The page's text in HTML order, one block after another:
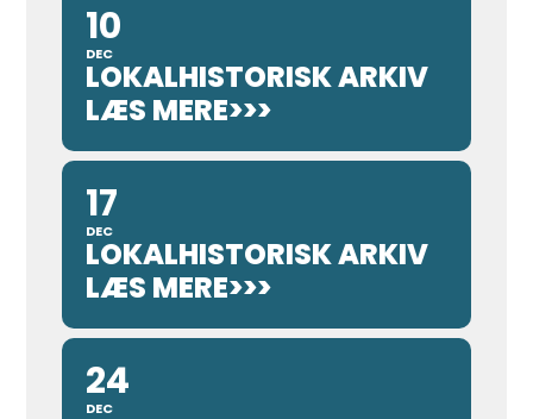
10
DEC
LOKALHISTORISK ARKIV
LÆS MERE>>>
17
DEC
LOKALHISTORISK ARKIV
LÆS MERE>>>
24
DEC